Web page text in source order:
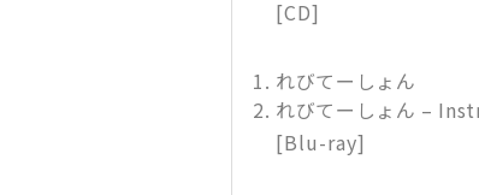
[CD]
れびてーしょん
れびてーしょん –
[Blu-ray]